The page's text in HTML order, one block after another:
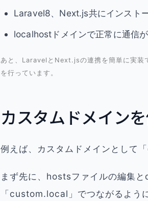
Laravel8、Next.js共にインスト
localhostドメインで正常に通信
あと、LaravelとNext.jsの連携を簡単に実装
を行っています。
カスタムドメイン
例えば、カスタムドメインとして
まず先に、hostsファイルの編集
「custom.local」でつながるよう